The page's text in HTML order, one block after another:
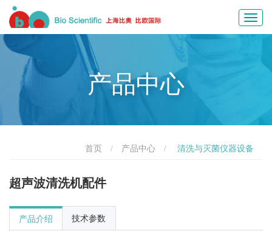
产品中心
首页 产品中心 清洗与灭菌仪器设备
超声波清洗机配件
产品介绍 技术参数